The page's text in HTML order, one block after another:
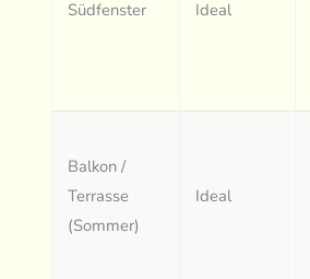
Südfenster Ideal
Balkon /
Terrasse
(Sommer)
Ideal